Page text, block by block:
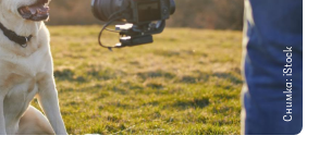
Снимка: iStock